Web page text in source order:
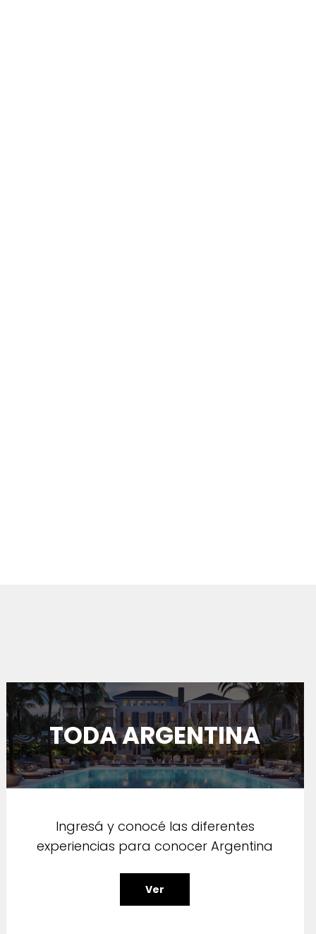
TODA ARGENTINA
Ingresá y conocé las diferentes
experiencias para conocer Argentina
Ver